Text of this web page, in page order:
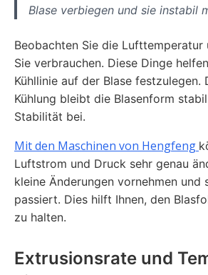
Blase verbiegen und sie instabil
Beobachten Sie die
Sie verbrauchen. Diese Dinge
Kühllinie auf der Blase festzulegen.
Kühlung bleibt die Blasenform
Stabilität bei.
Mit den Maschinen von Hengfeng
Luftstrom und Druck sehr genau
kleine Änderungen vornehmen und
passiert. Dies hilft Ihnen, den
zu halten.
Extrusionsrate und